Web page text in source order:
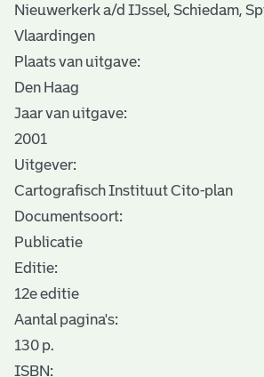
Nieuwerkerk a/d IJssel, Schiedam,
Vlaardingen
Plaats van uitgave:
Den Haag
Jaar van uitgave:
2001
Uitgever:
Cartografisch Instituut Cito-plan
Documentsoort:
Publicatie
Editie:
12e editie
Aantal pagina's:
130 p.
ISBN: